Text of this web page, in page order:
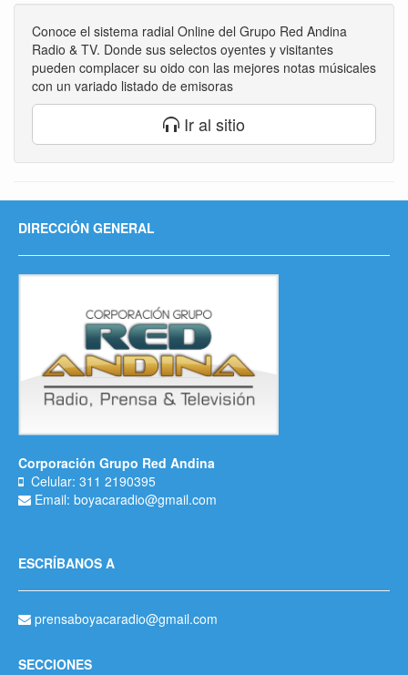
Conoce el sistema radial Online del Grupo Red Andina
Radio & TV. Donde sus selectos oyentes y visitantes
pueden complacer su oido con las mejores notas músicales
con un variado listado de emisoras
Ir al sitio
DIRECCIÓN GENERAL
Corporación Grupo Red Andina
Celular: 311 2190395
Email: boyacaradio@gmail.com
ESCRÍBANOS A
prensaboyacaradio@gmail.com
SECCIONES